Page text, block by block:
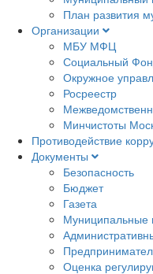
План развития
Организации
МБУ МФЦ
Социальный
Окружное
Росреестр
Минчистоты
Противодействие
Документы
Безопасность
Бюджет
Газета
Муниципальные
Оценка